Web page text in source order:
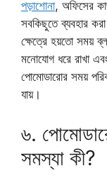
পড়াশোনা, অফিসের
সবকিছুতে ব্যবহার
ক্ষেত্রে হয়তো সময়
মনোযোগ ধরে রাখা
পোমোডারোর সময়
যায়।
৬.
সমস্যা কী?